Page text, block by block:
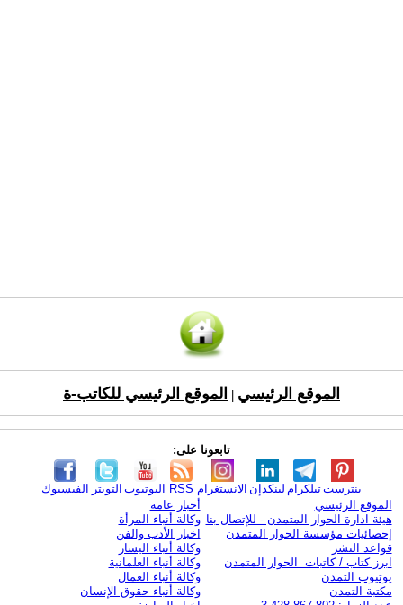
الموقع الرئيسي الموقع الرئيسي للكاتب-ة
تابعونا على:
الفيسبوك التويتر اليوتيوب RSS الانستغرام لينكدإن تيلكرامبنترست
الموقع الرئيسي
هيئة ادارة الحوار المتمدن - للإتصال بنا
إحصائيات مؤسسة الحوار المتمدن
قواعد النشر
ابرز كتاب / كاتبات الحوار المتمدن
يوتيوب التمدن
مكتبة التمدن
أخبار عامة
وكالة أنباء المرأة
اخبار الأدب والفن
وكالة أنباء اليسار
وكالة أنباء العلمانية
وكالة أنباء العمال
وكالة أنباء حقوق الإنسان